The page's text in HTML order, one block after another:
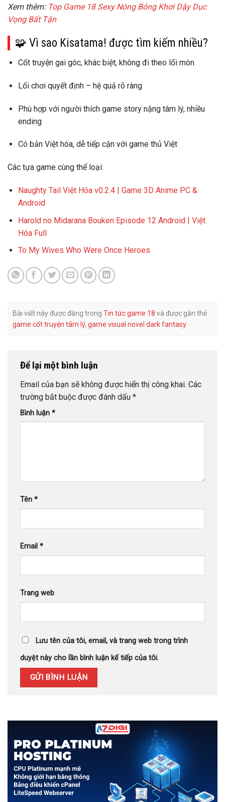
Xem thêm: Top Game 18 Sexy Nóng Bỏng Khơi Dậy Dục
Vọng Bất Tận
🧩 Vì sao Kisatama! được tìm kiếm nhiều?
Cốt truyện gai góc, khác biệt, không đi theo lối mòn
Lối chơi quyết định – hệ quả rõ ràng
Phù hợp với người thích game story nặng tâm lý, nhiều
ending
Có bản Việt hóa, dễ tiếp cận với game thủ Việt
Các tựa game cùng thể loại:
Naughty Tail Việt Hóa v0.2.4 | Game 3D Anime PC &
Android
Harold no Midarana Bouken Episode 12 Android | Việt
Hóa Full
To My Wives Who Were Once Heroes
Bài viết này được đăng trong Tin tức game 18 và được gắn thẻ
game cốt truyện tâm lý, game visual novel dark fantasy.
Để lại một bình luận
Email của bạn sẽ không được hiển thị công khai. Các
trường bắt buộc được đánh dấu *
Bình luận *
Tên *
Email *
Trang web
Lưu tên của tôi, email, và trang web trong trình
duyệt này cho lần bình luận kế tiếp của tôi.